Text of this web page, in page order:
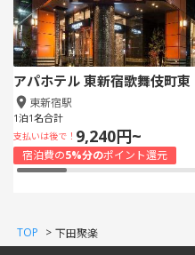
アパホテル 東新宿歌舞伎町東
東新宿駅
1泊1名合計
支払いは後で！ 9,240円~
宿泊費の5%分のポイント還元
TOP > 下田聚楽